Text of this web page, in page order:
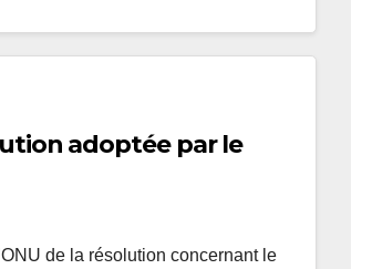
adoptée par le
de la résolution concernant le